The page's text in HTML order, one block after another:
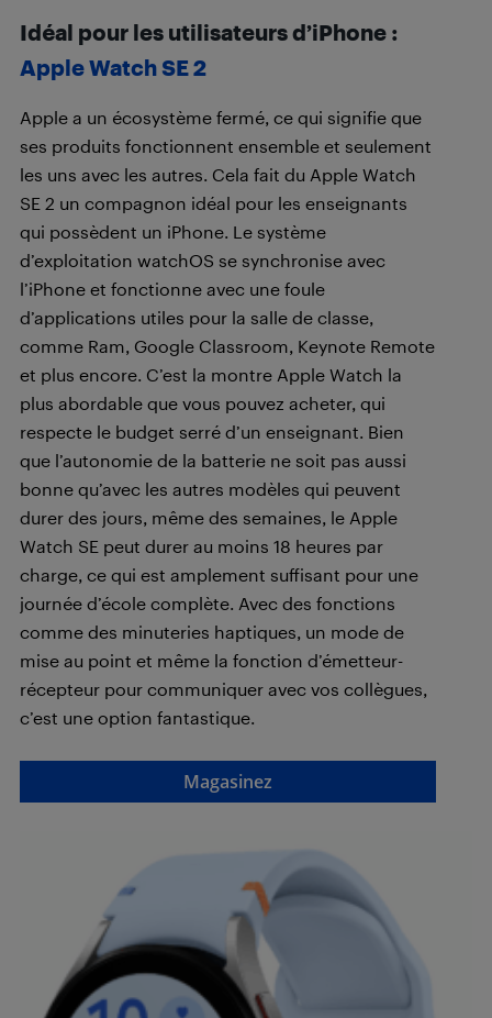
Idéal pour les utilisateurs d’iPhone :
Apple Watch SE 2
Apple a un écosystème fermé, ce qui signifie que
ses produits fonctionnent ensemble et seulement
les uns avec les autres. Cela fait du Apple Watch
SE 2 un compagnon idéal pour les enseignants
qui possèdent un iPhone. Le système
d’exploitation watchOS se synchronise avec
l’iPhone et fonctionne avec une foule
d’applications utiles pour la salle de classe,
comme Ram, Google Classroom, Keynote Remote
et plus encore. C’est la montre Apple Watch la
plus abordable que vous pouvez acheter, qui
respecte le budget serré d’un enseignant. Bien
que l’autonomie de la batterie ne soit pas aussi
bonne qu’avec les autres modèles qui peuvent
durer des jours, même des semaines, le Apple
Watch SE peut durer au moins 18 heures par
charge, ce qui est amplement suffisant pour une
journée d’école complète. Avec des fonctions
comme des minuteries haptiques, un mode de
mise au point et même la fonction d’émetteur-
récepteur pour communiquer avec vos collègues,
c’est une option fantastique.
Magasinez